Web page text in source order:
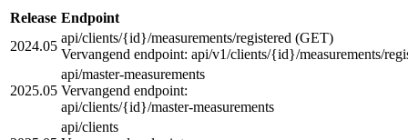
Release Endpoint
2024.05
api/clients/{id}/measurements/registered (GET)
Vervangend endpoint: api/v1/clients/{id}/measurements/
2025.05
api/master-measurements
Vervangend endpoint:
api/clients/{id}/master-measurements
api/clients